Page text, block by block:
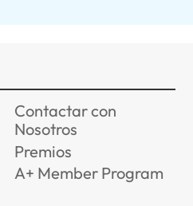
Contactar con
Nosotros
Premios
A+ Member Program